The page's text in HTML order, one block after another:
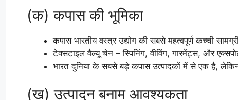
(क) कपास की भूमिका
कपास भारतीय वस्त्र उद्योग की सबसे महत्वपूर्ण कच्ची
टेक्सटाइल वैल्यू चेन – स्पिनिंग, वीविंग, गारमेंट्स, और
भारत दुनिया के सबसे बड़े कपास उत्पादकों में से एक है,
(ख) उत्पादन बनाम आवश्यकता